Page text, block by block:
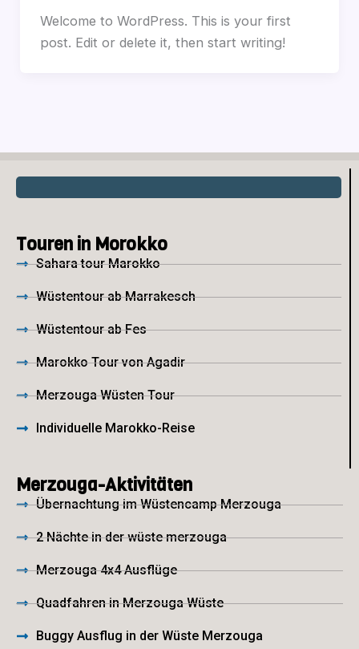
Welcome to WordPress. This is your first
post. Edit or delete it, then start writing!
Touren in Morokko
Sahara tour Marokko
Wüstentour ab Marrakesch
Wüstentour ab Fes
Marokko Tour von Agadir
Merzouga Wüsten Tour
Individuelle Marokko-Reise
Merzouga-Aktivitäten
Übernachtung im Wüstencamp Merzouga
2 Nächte in der wüste merzouga
Merzouga 4x4 Ausflüge
Quadfahren in Merzouga Wüste
Buggy Ausflug in der Wüste Merzouga